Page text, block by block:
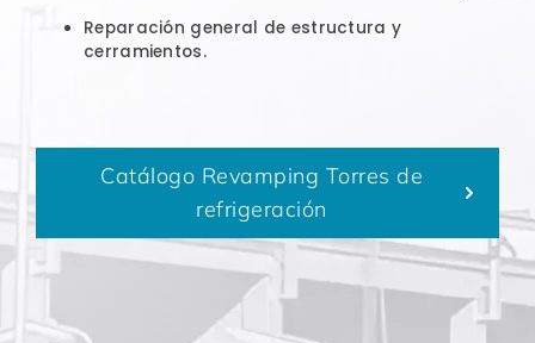
Reparación general de estructura y
cerramientos.
Catálogo Revamping Torres de
refrigeración